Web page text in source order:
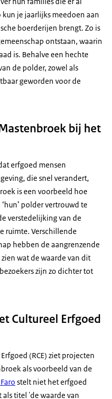
je jaarlijks meedoen aan
boerderijen brengt. Zo is
ontstaan, waarin
is. Behalve een hechte
de polder, zowel als
geworden voor de
bij het
erfgoed mensen
die snel verandert,
is een voorbeeld hoe
polder vertrouwd te
verstedelijking van de
ruimte. Verschillende
hebben de aangrenzende
wat de waarde van dit
zijn zo dichter tot
Cultureel Erfgoed
(RCE) ziet projecten
als voorbeeld van de
stelt niet het erfgoed
titel 'de waarde van